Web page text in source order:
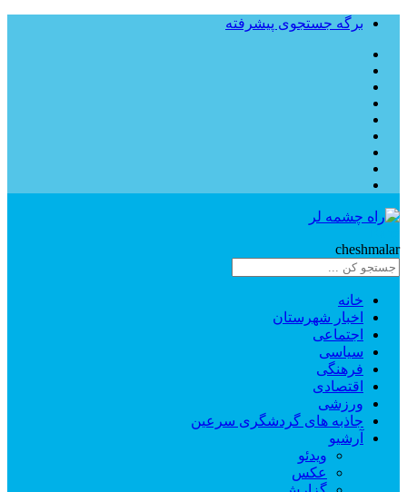
برگه جستجوی پیشرفته
cheshmalar
خانه
اخبار شهرستان
اجتماعی
سیاسی
فرهنگی
اقتصادی
ورزشی
جاذبه های گردشگری سرعین
آرشیو
ویدئو
عکس